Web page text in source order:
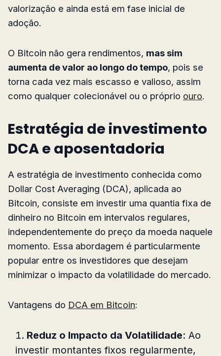
valorização e ainda está em fase inicial de
adoção.
O Bitcoin não gera rendimentos, mas sim
aumenta de valor ao longo do tempo, pois se
torna cada vez mais escasso e valioso, assim
como qualquer colecionável ou o próprio ouro.
Estratégia de investimento
DCA e aposentadoria
A estratégia de investimento conhecida como
Dollar Cost Averaging (DCA), aplicada ao
Bitcoin, consiste em investir uma quantia fixa de
dinheiro no Bitcoin em intervalos regulares,
independentemente do preço da moeda naquele
momento. Essa abordagem é particularmente
popular entre os investidores que desejam
minimizar o impacto da volatilidade do mercado.
Vantagens do DCA em Bitcoin:
Reduz o Impacto da Volatilidade: Ao
investir montantes fixos regularmente,